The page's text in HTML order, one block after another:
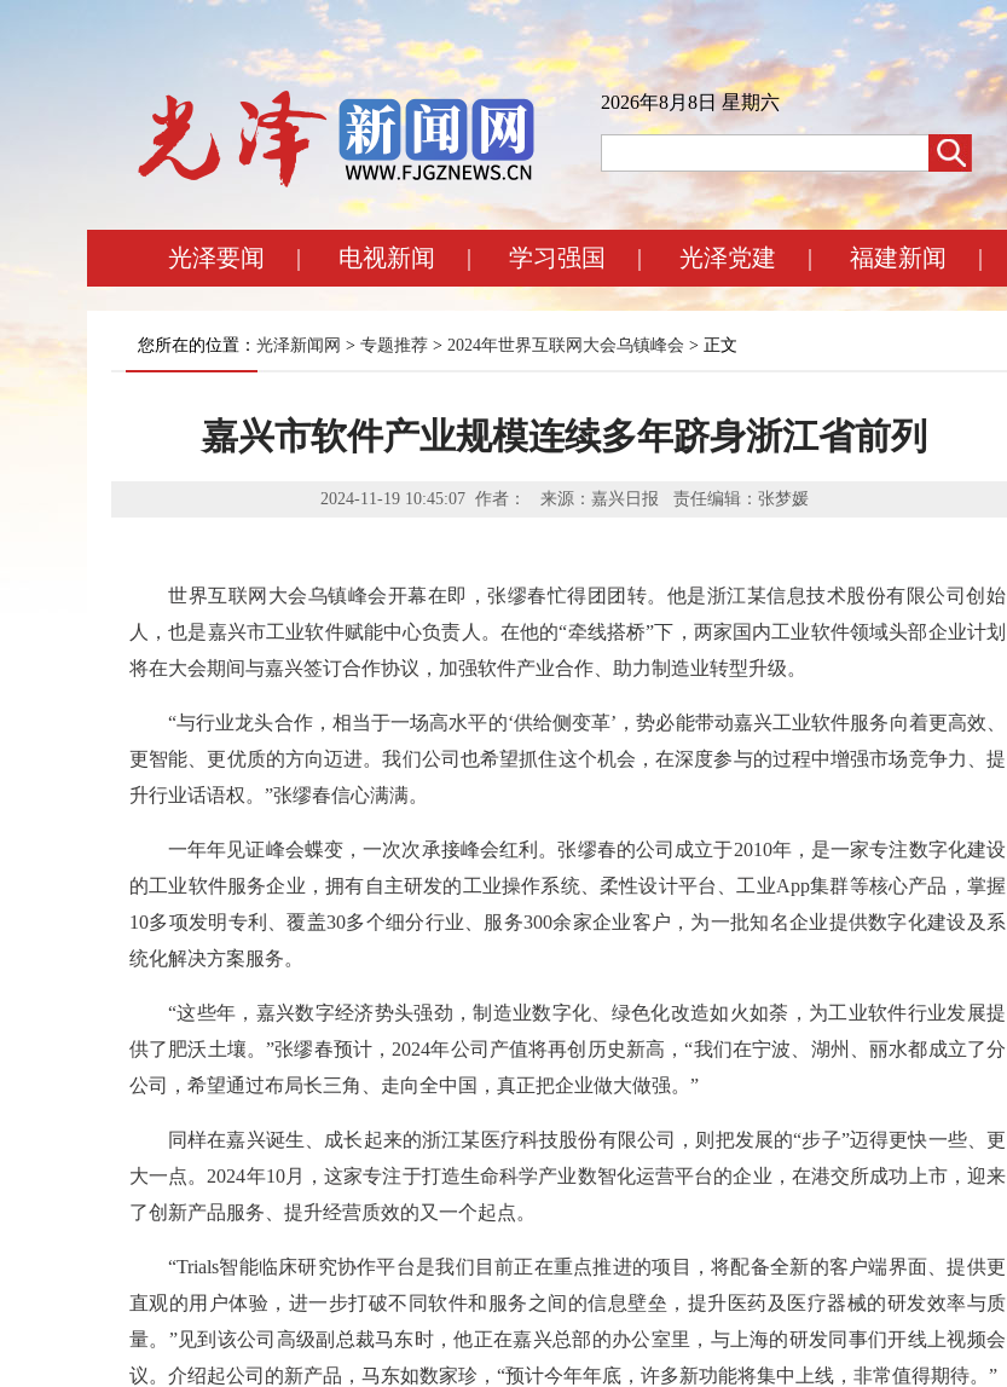
2026年8月8日 星期六
光泽要闻 | 电视新闻 | 学习强国 | 光泽党建 | 福建新闻 |
您所在的位置： 光泽新闻网 > 专题推荐 > 2024年世界互联网大会乌镇峰会 > 正文
嘉兴市软件产业规模连续多年跻身浙江省前列
2024-11-19 10:45:07 作者： 来源：嘉兴日报 责任编辑：张梦媛
世界互联网大会乌镇峰会开幕在即，张缪春忙得团团转。他是浙江某信息技术股份有限公司创始
人，也是嘉兴市工业软件赋能中心负责人。在他的“牵线搭桥”下，两家国内工业软件领域头部企业计划
将在大会期间与嘉兴签订合作协议，加强软件产业合作、助力制造业转型升级。
“与行业龙头合作，相当于一场高水平的‘供给侧变革’，势必能带动嘉兴工业软件服务向着更高效、
更智能、更优质的方向迈进。我们公司也希望抓住这个机会，在深度参与的过程中增强市场竞争力、提
升行业话语权。”张缪春信心满满。
一年年见证峰会蝶变，一次次承接峰会红利。张缪春的公司成立于2010年，是一家专注数字化建设
的工业软件服务企业，拥有自主研发的工业操作系统、柔性设计平台、工业App集群等核心产品，掌握
10多项发明专利、覆盖30多个细分行业、服务300余家企业客户，为一批知名企业提供数字化建设及系
统化解决方案服务。
“这些年，嘉兴数字经济势头强劲，制造业数字化、绿色化改造如火如荼，为工业软件行业发展提
供了肥沃土壤。”张缪春预计，2024年公司产值将再创历史新高，“我们在宁波、湖州、丽水都成立了分
公司，希望通过布局长三角、走向全中国，真正把企业做大做强。”
同样在嘉兴诞生、成长起来的浙江某医疗科技股份有限公司，则把发展的“步子”迈得更快一些、更
大一点。2024年10月，这家专注于打造生命科学产业数智化运营平台的企业，在港交所成功上市，迎来
了创新产品服务、提升经营质效的又一个起点。
“Trials智能临床研究协作平台是我们目前正在重点推进的项目，将配备全新的客户端界面、提供更
直观的用户体验，进一步打破不同软件和服务之间的信息壁垒，提升医药及医疗器械的研发效率与质
量。”见到该公司高级副总裁马东时，他正在嘉兴总部的办公室里，与上海的研发同事们开线上视频会
议。介绍起公司的新产品，马东如数家珍，“预计今年年底，许多新功能将集中上线，非常值得期待。”